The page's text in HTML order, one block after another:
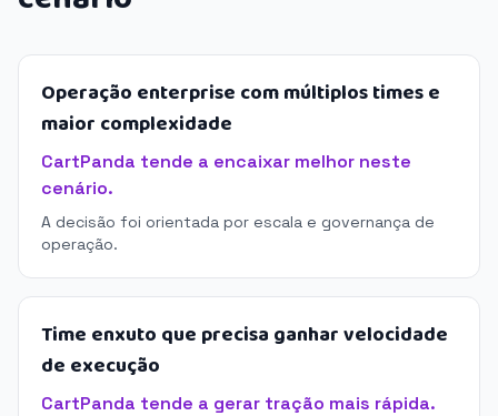
Operação enterprise com múltiplos times e
maior complexidade
CartPanda tende a encaixar melhor neste
cenário.
A decisão foi orientada por escala e governança de
operação.
Time enxuto que precisa ganhar velocidade
de execução
CartPanda tende a gerar tração mais rápida.